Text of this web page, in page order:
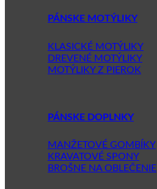
PÁNSKE MOTÝLIKY
KLASICKÉ MOTÝLIKY
DREVENÉ MOTÝLIKY
MOTÝLIKY Z PIEROK
PÁNSKE DOPLNKY
MANŽETOVÉ GOMBÍKY
KRAVATOVÉ SPONY
BROŠNE NA OBLEČENIE